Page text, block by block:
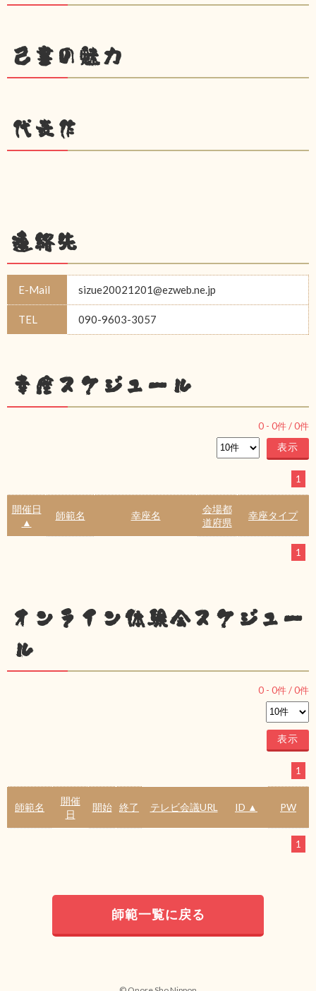
己書の魅力
代表作
連絡先
E-Mail sizue20021201@ezweb.ne.jp
TEL 090-9603-3057
幸座スケジュール
0 - 0件 /0件
1
開催日
▲
師範名 幸座名
会場都
道府県
幸座タイプ
1
オンライン体験会スケジュー
ル
0 - 0件 /0件
1
師範名
開催
日
開始 終了 テレビ会議URL ID ▲ PW
1
師範一覧に戻る